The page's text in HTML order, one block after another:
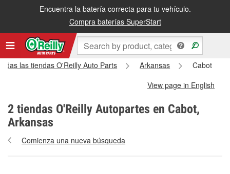
Encuentra la batería correcta para tu vehículo.
Compra baterías SuperStart
las tiendas O'Reilly Auto Parts Arkansas
Cabot
View page in English
2 tiendas O'Reilly Autopartes en Cabot,
Arkansas
Comienza una nueva búsqueda